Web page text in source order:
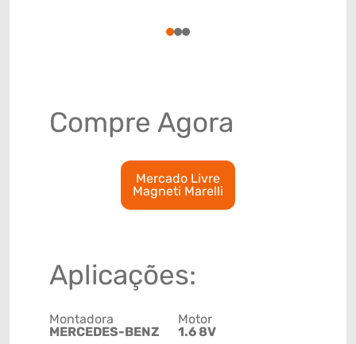
123
Compre Agora
Mercado Livre
Magneti Marelli
Aplicações:
Montadora
MERCEDES-BENZ
Motor
1.6 8V